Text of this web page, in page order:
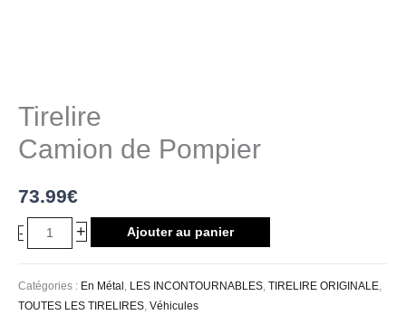
Tirelire
Camion de Pompier
73.99€
- + Ajouter au panier
Catégories : En Métal LES INCONTOURNABLES TIRELIRE ORIGINALE
TOUTES LES TIRELIRES Véhicules